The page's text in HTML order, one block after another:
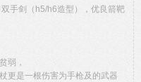
手剑（h5/h6造型），优良箭靶
弱，
更是一根伤害为手枪及的武器